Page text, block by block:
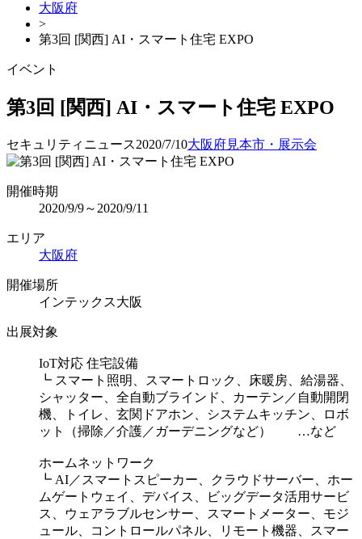
大阪府
>
第3回 [関西] AI・スマート住宅 EXPO
イベント
第3回 [関西] AI・スマート住宅 EXPO
セキュリティニュース2020/7/10大阪府見本市・展示会
開催時期
2020/9/9～2020/9/11
エリア
大阪府
開催場所
インテックス大阪
出展対象
IoT対応 住宅設備
┗ スマート照明、スマートロック、床暖房、給湯器、
シャッター、全自動ブラインド、カーテン／自動開閉
機、トイレ、玄関ドアホン、システムキッチン、ロボ
ット（掃除／介護／ガーデニングなど） …など
ホームネットワーク
┗ AI／スマートスピーカー、クラウドサーバー、ホー
ムゲートウェイ、デバイス、ビッグデータ活用サービ
ス、ウェアラブルセンサー、スマートメーター、モジ
ュール、コントロールパネル、リモート機器、スマー